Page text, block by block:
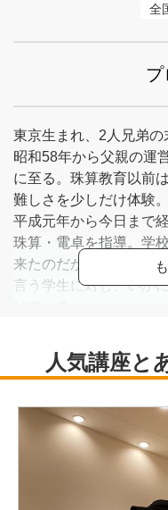
全
プ
東京生まれ、2人兄弟の
昭和58年から父親の運
に至る。珠算教育以前
難しさを少しだけ体験。
平成元年から今日まで
珠算・電卓を指導。学
来たのだから、そろば
言う学生に対し、いか
したが、令和になって
の学生が存在していま
道具の開発につながっ
25年くらい前から江東
して珠算指導に出向。
開したいと考えている。